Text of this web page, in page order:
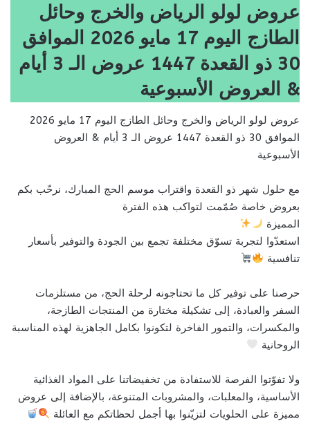
عروض لولو الرياض والخرج وحائل
الطازج اليوم 17 مايو 2026 الموافق
30 ذو القعدة 1447 عروض الـ 3 أيام
& العروض الأسبوعية
عروض لولو الرياض والخرج وحائل الطازج اليوم 17 مايو 2026
الموافق 30 ذو القعدة 1447 عروض الـ 3 أيام & العروض
الأسبوعية
مع حلول شهر ذو القعدة واقتراب موسم الحج المبارك، نرحّب بكم
بعروض خاصة صُمّمت لتواكب هذه الفترة
المميزة
استعدّوا لتجربة تسوّق مختلفة تجمع بين الجودة والتوفير بأسعار
تنافسية
حرصنا على توفير كل ما تحتاجونه لرحلة الحج، من مستلزمات
السفر والعبادة، إلى تشكيلة مختارة من المنتجات الطازجة،
والمكسرات، والتمور الفاخرة لتكونوا بكامل الجاهزية لهذه المناسبة
الروحانية
ولا تفوّتوا الفرصة للاستفادة من تخفيضاتنا على المواد الغذائية
الأساسية، والمعلبات، والمشروبات المتنوعة، بالإضافة إلى عروض
مميزة على الحلويات لتزيّنوا بها أجمل لحظاتكم مع العائلة